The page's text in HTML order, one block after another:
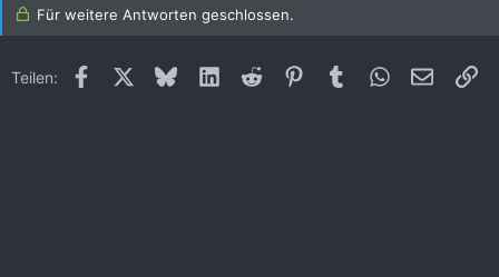
Für weitere Antworten geschlossen.
Teilen: FacebookX (Twitter)
BlueskyLinkedInReddit PinterestTumblrWhatsApp
E-Mail